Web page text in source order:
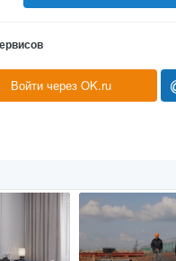
Войти через OK.ru